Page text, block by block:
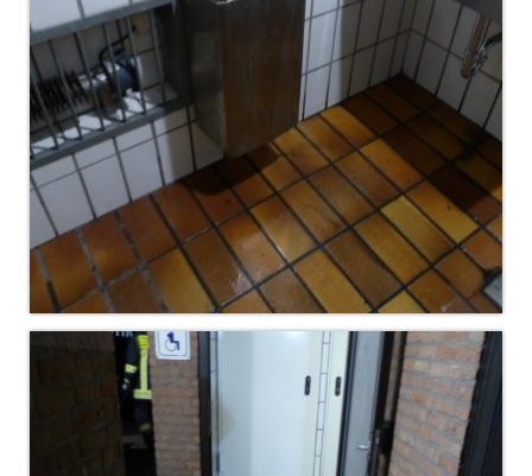
Christkindwiegen 2024
Christkindwiegen 2023
Christkindwiegen 2022
Christkindwiegen 2021
Christkindwiegen 2019
Christkindwiegen 2018
Christkindwiegen 2017
Christkindwiegen 2016
Jahreskonzert 2017
Oktoberfestkonzert 2018